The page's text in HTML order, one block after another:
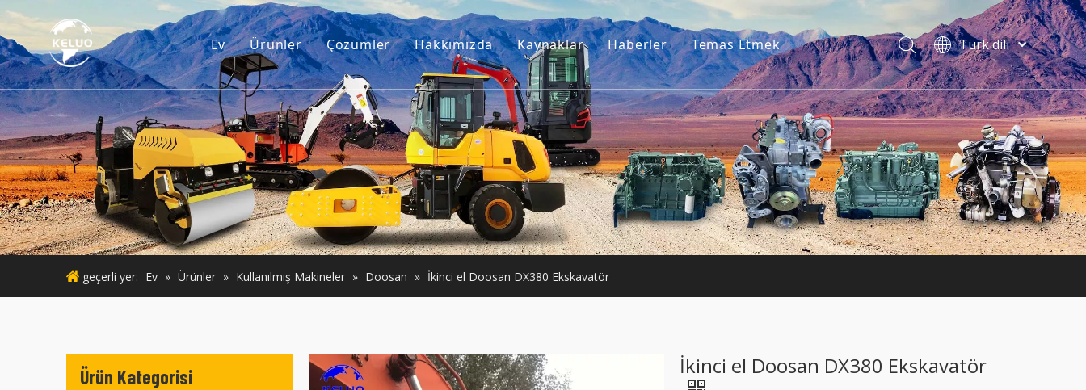
Ev Ürünler
Motor
Ekskavatör Aksesuarları
Küçük İnşaat Makineleri
Kullanılmış Motor
Kullanılmış Makineler
Çözümler Hakkımızda
Bizim hikayemiz
Bizim avantajımız
Kaynaklar
Kılavuzlar
SSS
Videolar
Haberler Temas Etmek
Türk dili
فارسی
Bahasa
indonesia
ไทย
Italiano
Deutsch
Português
Español
Pусский
English
geçerli yer: Ev » Ürünler » Kullanılmış Makineler » Doosan » İkinci el Doosan DX380 Ekskavatör
Ürün Kategorisi İkinci el Doosan DX380 Ekskavatör